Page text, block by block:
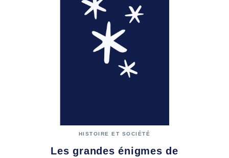
HISTOIRE ET SOCIÉTÉ
Les grandes énigmes de